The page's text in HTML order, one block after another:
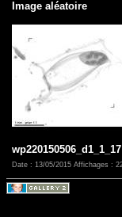
Image aléatoire
wp220150506_d1_1_17
Date : 13/05/2015 Affichages :